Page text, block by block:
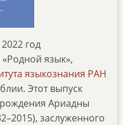
год
язык»,
языкознания РАН
Этот выпуск
Ариадны
заслуженного